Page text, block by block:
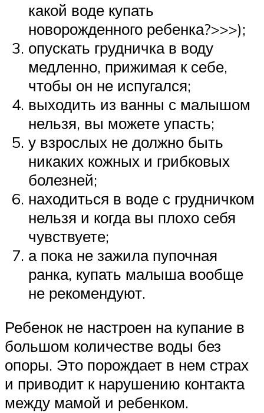
какой воде купать
новорожденного ребенка?>>>);
опускать грудничка в воду
медленно, прижимая к себе,
чтобы он не испугался;
выходить из ванны с малышом
нельзя, вы можете упасть;
у взрослых не должно быть
никаких кожных и грибковых
болезней;
находиться в воде с грудничком
нельзя и когда вы плохо себя
чувствуете;
а пока не зажила пупочная
ранка, купать малыша вообще
не рекомендуют.
Ребенок не настроен на купание в
большом количестве воды без
опоры. Это порождает в нем страх
и приводит к нарушению контакта
между мамой и ребенком.